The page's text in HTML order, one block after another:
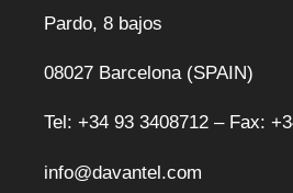
Pardo, 8 bajos
08027 Barcelona (SPAIN)
Tel: +34 93 3408712 – Fax:
info@davantel.com